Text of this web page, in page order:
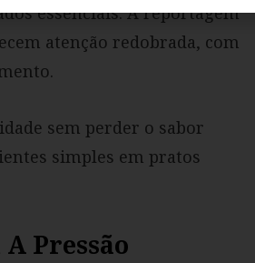
essenciais. A reportagem
atenção redobrada, com
sem perder o sabor
simples em pratos
Pressão